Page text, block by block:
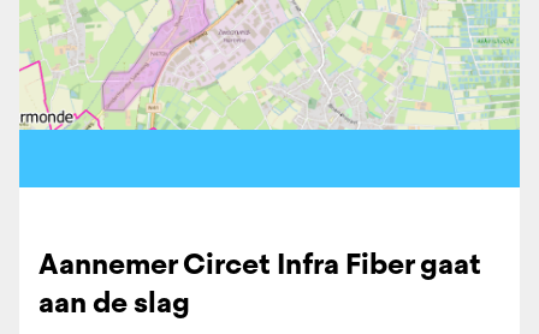
Aannemer Circet Infra Fiber gaat
aan de slag